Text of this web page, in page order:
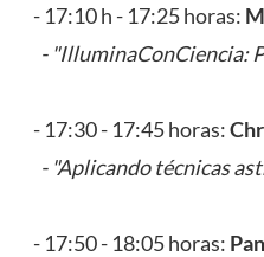
- 17:10 h - 17:25 horas:
- "IlluminaConCiencia:
- 17:30 - 17:45 horas:
- "Aplicando técnicas
- 17:50 - 18:05 horas: